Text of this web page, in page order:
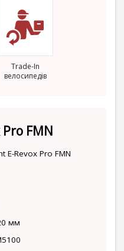
Trade-In
велосипедів
FMN
E-Revox Pro FMN
мм